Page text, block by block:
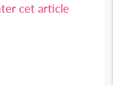
cet article